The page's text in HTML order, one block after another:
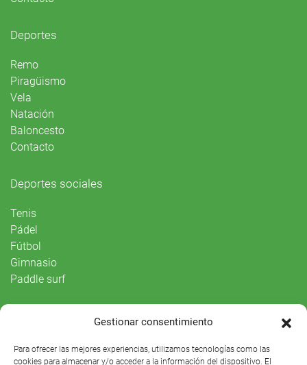
Gestionar consentimiento
Para ofrecer las mejores experiencias, utilizamos tecnologías como las
cookies para almacenar y/o acceder a la información del dispositivo. El
Deportes
Remo
Piragüismo
Vela
Natación
Baloncesto
Contacto
Deportes sociales
Tenis
Pádel
Fútbol
Gimnasio
Paddle surf
Agenda